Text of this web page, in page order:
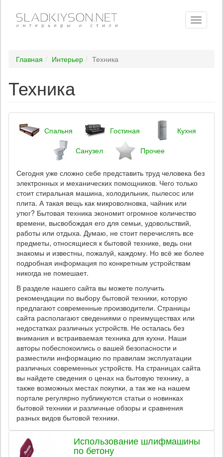
Toggle
Главная Интерьер Техника
Техника
Спальня Гостиная
Кухня
Санузел
Прочее
Сегодня уже сложно себе представить труд человека без
электронных и механических помощников. Чего только
стоит стиральная машина, холодильник, пылесос или
плита. А такая вещь как микроволновка, чайник или
утюг? Бытовая техника экономит огромное количество
времени, высвобождая его для семьи, удовольствий,
работы или отдыха. Думаю, не стоит перечислять все
предметы, относящиеся к бытовой технике, ведь они
знакомы и известны, пожалуй, каждому. Но всё же более
подробная информация по конкретным устройствам
никогда не помешает.
В разделе нашего сайта вы можете получить
рекомендации по выбору бытовой техники, которую
предлагают современные производители. Страницы
сайта располагают сведениями о преимуществах или
недостатках различных устройств. Не осталась без
внимания и встраиваемая техника для кухни. Наши
авторы побеспокоились о вашей безопасности и
разместили информацию по правилам эксплуатации
различных современных устройств. На страницах сайта
вы найдете сведения о ценах на бытовую технику, а
также возможных местах покупки, а так же на нашем
портале регулярно публикуются статьи о новинках
бытовой техники и различные обзоры и сравнения
разных видов бытовой техники.
Использование шлифмашины
по бетону